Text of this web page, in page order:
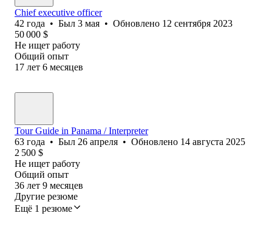
Chief executive officer
42 года • Был 3 мая • Обновлено 12 сентября 2023
50 000 $
Не ищет работу
Общий опыт
17 лет 6 месяцев
Tour Guide in Panama / Interpreter
63 года • Был 26 апреля • Обновлено 14 августа 2025
2 500 $
Не ищет работу
Общий опыт
36 лет 9 месяцев
Другие резюме
Ещё 1 резюме